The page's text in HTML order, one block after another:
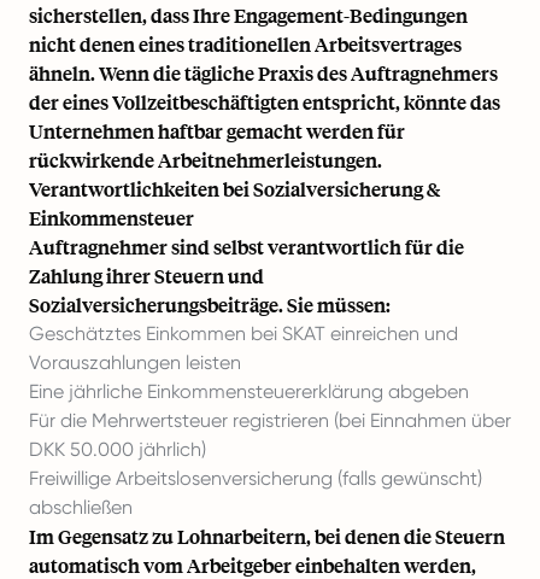
sicherstellen, dass Ihre Engagement-Bedingungen
nicht denen eines traditionellen Arbeitsvertrages
ähneln. Wenn die tägliche Praxis des Auftragnehmers
der eines Vollzeitbeschäftigten entspricht, könnte das
Unternehmen haftbar gemacht werden für
rückwirkende Arbeitnehmerleistungen.
Verantwortlichkeiten bei Sozialversicherung &
Einkommensteuer
Auftragnehmer sind selbst verantwortlich für die
Zahlung ihrer Steuern und
Sozialversicherungsbeiträge. Sie müssen:
Geschätztes Einkommen bei SKAT einreichen und
Vorauszahlungen leisten
Eine jährliche Einkommensteuererklärung abgeben
Für die Mehrwertsteuer registrieren (bei Einnahmen über
DKK 50.000 jährlich)
Freiwillige Arbeitslosenversicherung (falls gewünscht)
abschließen
Im Gegensatz zu Lohnarbeitern, bei denen die Steuern
automatisch vom Arbeitgeber einbehalten werden,